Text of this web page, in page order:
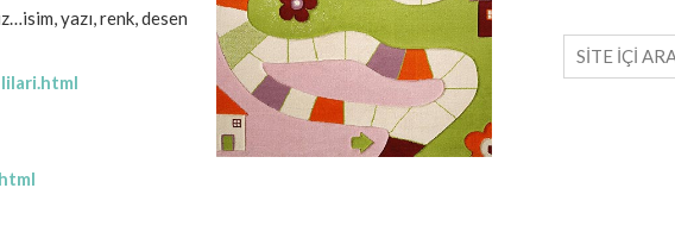
yazı, renk, desen